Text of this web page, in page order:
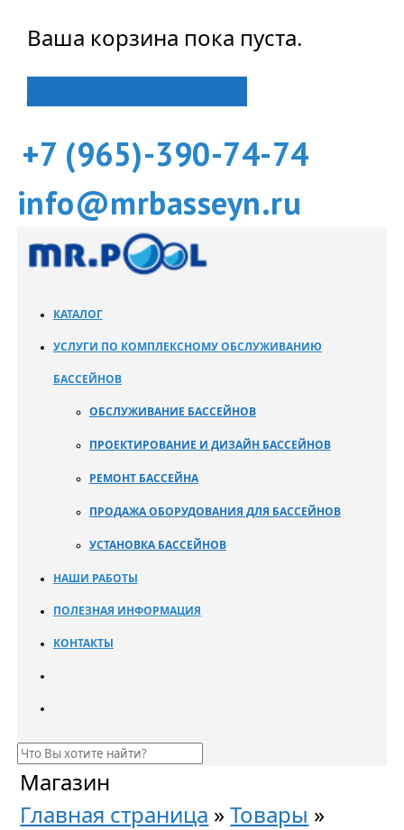
Ваша корзина пока пуста.
+7 (965)-390-74-74
info@mrbasseyn.ru
КАТАЛОГ
УСЛУГИ ПО КОМПЛЕКСНОМУ ОБСЛУЖИВАНИЮ
БАССЕЙНОВ
ОБСЛУЖИВАНИЕ БАССЕЙНОВ
ПРОЕКТИРОВАНИЕ И ДИЗАЙН БАССЕЙНОВ
РЕМОНТ БАССЕЙНА
ПРОДАЖА ОБОРУДОВАНИЯ ДЛЯ БАССЕЙНОВ
УСТАНОВКА БАССЕЙНОВ
НАШИ РАБОТЫ
ПОЛЕЗНАЯ ИНФОРМАЦИЯ
КОНТАКТЫ
Магазин
Главная страница »Товары »